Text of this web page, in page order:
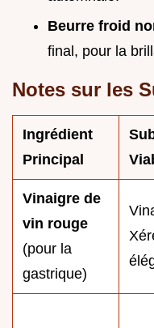
Beurre froid
final, pour la
Notes sur les
Ingrédient
Principal
Vinaigre de
vin rouge
(pour la
gastrique)